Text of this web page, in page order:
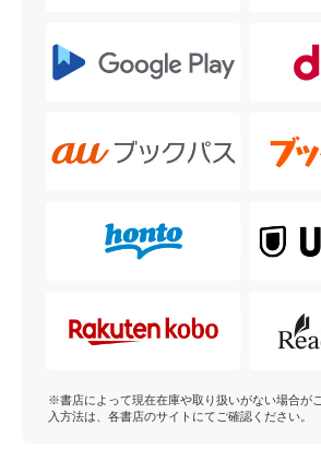
※書店によって現在在庫や取り扱いがない場合が
入方法は、各書店のサイトにてご確認ください。